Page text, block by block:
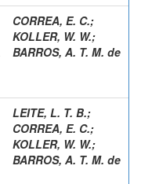
CORREA, E. C.;
KOLLER, W. W.;
BARROS, A. T. M. de
LEITE, L. T. B.;
CORREA, E. C.;
KOLLER, W. W.;
BARROS, A. T. M. de